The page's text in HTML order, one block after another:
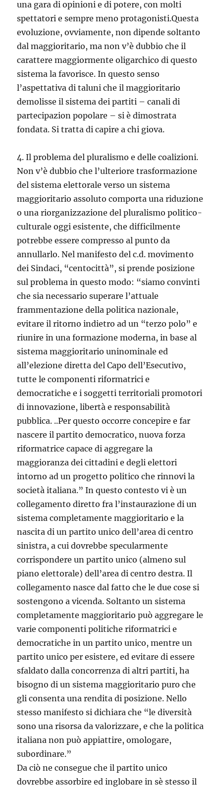
una gara di opinioni e di potere, con molti
spettatori e sempre meno protagonisti.Questa
evoluzione, ovviamente, non dipende soltanto
dal maggioritario, ma non v’è dubbio che il
carattere maggiormente oligarchico di questo
sistema la favorisce. In questo senso
l’aspettativa di taluni che il maggioritario
demolisse il sistema dei partiti – canali di
partecipazion popolare – si è dimostrata
fondata. Si tratta di capire a chi giova.
4. Il problema del pluralismo e delle coalizioni.
Non v’è dubbio che l’ulteriore trasformazione
del sistema elettorale verso un sistema
maggioritario assoluto comporta una riduzione
o una riorganizzazione del pluralismo politico-
culturale oggi esistente, che difficilmente
potrebbe essere compresso al punto da
annullarlo. Nel manifesto del c.d. movimento
dei Sindaci, “centocittà”, si prende posizione
sul problema in questo modo: “siamo convinti
che sia necessario superare l’attuale
frammentazione della politica nazionale,
evitare il ritorno indietro ad un “terzo polo” e
riunire in una formazione moderna, in base al
sistema maggioritario uninominale ed
all’elezione diretta del Capo dell’Esecutivo,
tutte le componenti riformatrici e
democratiche e i soggetti territoriali promotori
di innovazione, libertà e responsabilità
pubblica. ..Per questo occorre concepire e far
nascere il partito democratico, nuova forza
riformatrice capace di aggregare la
maggioranza dei cittadini e degli elettori
intorno ad un progetto politico che rinnovi la
società italiana.” In questo contesto vi è un
collegamento diretto fra l’instaurazione di un
sistema completamente maggioritario e la
nascita di un partito unico dell’area di centro
sinistra, a cui dovrebbe specularmente
corrispondere un partito unico (almeno sul
piano elettorale) dell’area di centro destra. Il
collegamento nasce dal fatto che le due cose si
sostengono a vicenda. Soltanto un sistema
completamente maggioritario può aggregare le
varie componenti politiche riformatrici e
democratiche in un partito unico, mentre un
partito unico per esistere, ed evitare di essere
sfaldato dalla concorrenza di altri partiti, ha
bisogno di un sistema maggioritario puro che
gli consenta una rendita di posizione. Nello
stesso manifesto si dichiara che “le diversità
sono una risorsa da valorizzare, e che la politica
italiana non può appiattire, omologare,
subordinare.”
Da ciò ne consegue che il partito unico
dovrebbe assorbire ed inglobare in sè stesso il